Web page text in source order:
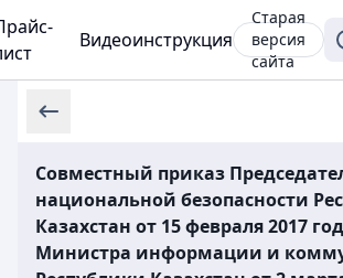
Видеоинструкция
Старая
версия
сайта
Совместный приказ
национальной безопасности
Казахстан от 15 февраля 2017
Министра информации и